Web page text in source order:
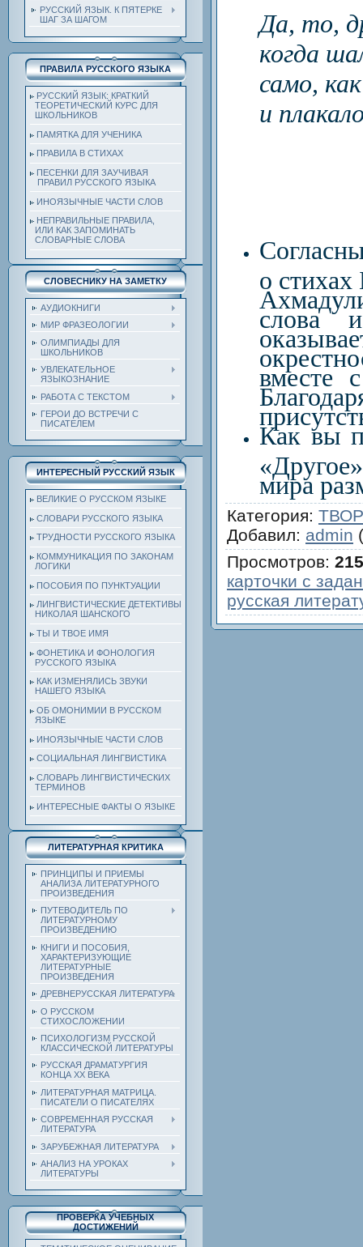
РУССКИЙ ЯЗЫК. К ПЯТЕРКЕ
ШАГ ЗА ШАГОМ
ПРАВИЛА РУССКОГО ЯЗЫКА
РУССКИЙ ЯЗЫК: КРАТКИЙ
ТЕОРЕТИЧЕСКИЙ КУРС ДЛЯ
ШКОЛЬНИКОВ
ПАМЯТКА ДЛЯ УЧЕНИКА
ПРАВИЛА В СТИХАХ
ПЕСЕНКИ ДЛЯ ЗАУЧИВАЯ
ПРАВИЛ РУССКОГО ЯЗЫКА
ИНОЯЗЫЧНЫЕ ЧАСТИ СЛОВ
НЕПРАВИЛЬНЫЕ ПРАВИЛА,
ИЛИ КАК ЗАПОМИНАТЬ
СЛОВАРНЫЕ СЛОВА
СЛОВЕСНИКУ НА ЗАМЕТКУ
АУДИОКНИГИ
МИР ФРАЗЕОЛОГИИ
ОЛИМПИАДЫ ДЛЯ
ШКОЛЬНИКОВ
УВЛЕКАТЕЛЬНОЕ
ЯЗЫКОЗНАНИЕ
РАБОТА С ТЕКСТОМ
ГЕРОИ ДО ВСТРЕЧИ С
ПИСАТЕЛЕМ
ИНТЕРЕСНЫЙ РУССКИЙ ЯЗЫК
ВЕЛИКИЕ О РУССКОМ ЯЗЫКЕ
СЛОВАРИ РУССКОГО ЯЗЫКА
ТРУДНОСТИ РУССКОГО ЯЗЫКА
КОММУНИКАЦИЯ ПО ЗАКОНАМ
ЛОГИКИ
ПОСОБИЯ ПО ПУНКТУАЦИИ
ЛИНГВИСТИЧЕСКИЕ ДЕТЕКТИВЫ
НИКОЛАЯ ШАНСКОГО
ТЫ И ТВОЕ ИМЯ
ФОНЕТИКА И ФОНОЛОГИЯ
РУССКОГО ЯЗЫКА
КАК ИЗМЕНЯЛИСЬ ЗВУКИ
НАШЕГО ЯЗЫКА
ОБ ОМОНИМИИ В РУССКОМ
ЯЗЫКЕ
ИНОЯЗЫЧНЫЕ ЧАСТИ СЛОВ
СОЦИАЛЬНАЯ ЛИНГВИСТИКА
СЛОВАРЬ ЛИНГВИСТИЧЕСКИХ
ТЕРМИНОВ
ИНТЕРЕСНЫЕ ФАКТЫ О ЯЗЫКЕ
ЛИТЕРАТУРНАЯ КРИТИКА
ПРИНЦИПЫ И ПРИЕМЫ
АНАЛИЗА ЛИТЕРАТУРНОГО
ПРОИЗВЕДЕНИЯ
ПУТЕВОДИТЕЛЬ ПО
ЛИТЕРАТУРНОМУ
ПРОИЗВЕДЕНИЮ
КНИГИ И ПОСОБИЯ,
ХАРАКТЕРИЗУЮЩИЕ
ЛИТЕРАТУРНЫЕ
ПРОИЗВЕДЕНИЯ
ДРЕВНЕРУССКАЯ ЛИТЕРАТУРА
О РУССКОМ
СТИХОСЛОЖЕНИИ
ПСИХОЛОГИЗМ РУССКОЙ
КЛАССИЧЕСКОЙ ЛИТЕРАТУРЫ
РУССКАЯ ДРАМАТУРГИЯ
КОНЦА ХХ ВЕКА
ЛИТЕРАТУРНАЯ МАТРИЦА.
ПИСАТЕЛИ О ПИСАТЕЛЯХ
СОВРЕМЕННАЯ РУССКАЯ
ЛИТЕРАТУРА
ЗАРУБЕЖНАЯ ЛИТЕРАТУРА
АНАЛИЗ НА УРОКАХ
ЛИТЕРАТУРЫ
ПРОВЕРКА УЧЕБНЫХ
ДОСТИЖЕНИЙ
Да, то,
когда
само,
и
о
слова
вместе
Как вы
мира
Категория:
Добавил: admin
Просмотров:
карточки с
русская